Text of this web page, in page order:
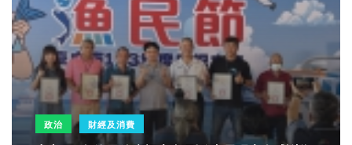
政治 財經及消費